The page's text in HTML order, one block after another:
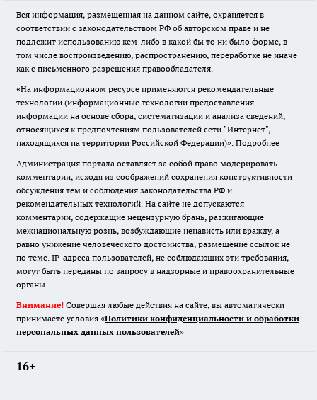
Вся информация, размещенная на данном сайте, охраняется в
соответствии с законодательством РФ об авторском праве и не
подлежит использованию кем-либо в какой бы то ни было форме, в
том числе воспроизведению, распространению, переработке не иначе
как с письменного разрешения правообладателя.
«На информационном ресурсе применяются рекомендательные
технологии (информационные технологии предоставления
информации на основе сбора, систематизации и анализа сведений,
относящихся к предпочтениям пользователей сети "Интернет",
находящихся на территории Российской Федерации)». Подробнее
Администрация портала оставляет за собой право модерировать
комментарии, исходя из соображений сохранения конструктивности
обсуждения тем и соблюдения законодательства РФ и
рекомендательных технологий. На сайте не допускаются
комментарии, содержащие нецензурную брань, разжигающие
межнациональную рознь, возбуждающие ненависть или вражду, а
равно унижение человеческого достоинства, размещение ссылок не
по теме. IP-адреса пользователей, не соблюдающих эти требования,
могут быть переданы по запросу в надзорные и правоохранительные
органы.
Внимание! Совершая любые действия на сайте, вы автоматически
принимаете условия «Политики конфиденциальности и обработки
персональных данных пользователей»
16+